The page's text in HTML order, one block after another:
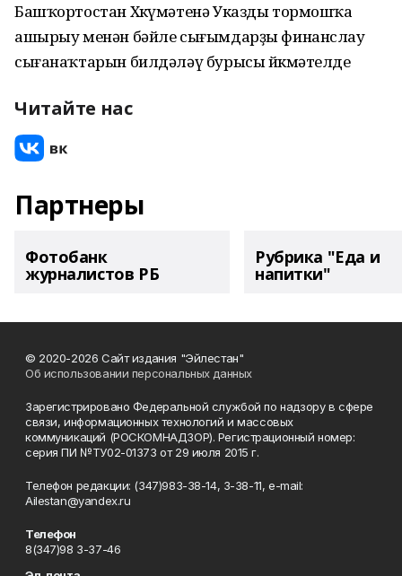
Башҡортостан Хөкүмәтенә Указды тормошҡа
ашырыу менән бәйле сығымдарҙы финанслау
сығанаҡтарын билдәләү бурысы йөкмәтелде
Читайте нас
Партнеры
Фотобанк
журналистов РБ
Рубрика "Еда и
напитки"
© 2020-2026 Сайт издания "Эйлестан"
Об использовании персональных данных
Зарегистрировано Федеральной службой по надзору в сфере
связи, информационных технологий и массовых
коммуникаций (РОСКОМНАДЗОР). Регистрационный номер:
серия ПИ №ТУ02-01373 от 29 июля 2015 г.
Телефон редакции: (347)983-38-14, 3-38-11, e-mail:
Ailestan@yandex.ru
Телефон
8(347)98 3-37-46